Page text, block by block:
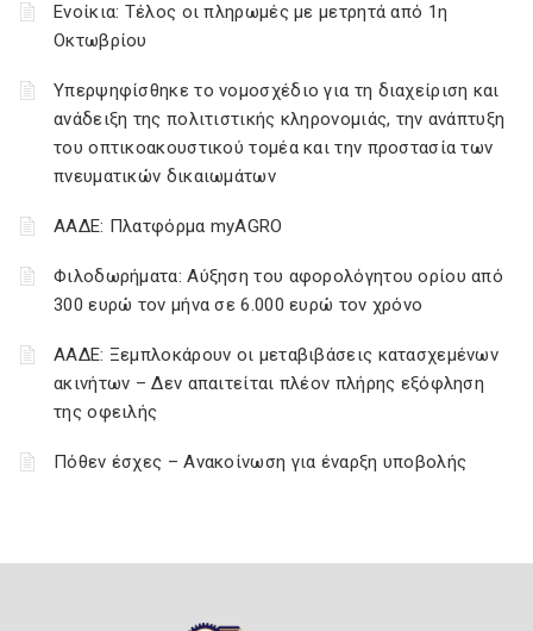
Ενοίκια: Τέλος οι πληρωμές με μετρητά από 1η
Οκτωβρίου
Υπερψηφίσθηκε το νομοσχέδιο για τη διαχείριση και
ανάδειξη της πολιτιστικής κληρονομιάς, την ανάπτυξη
του οπτικοακουστικού τομέα και την προστασία των
πνευματικών δικαιωμάτων
ΑΑΔΕ: Πλατφόρμα myAGRO
Φιλοδωρήματα: Αύξηση του αφορολόγητου ορίου από
300 ευρώ τον μήνα σε 6.000 ευρώ τον χρόνο
ΑΑΔΕ: Ξεμπλοκάρουν οι μεταβιβάσεις κατασχεμένων
ακινήτων – Δεν απαιτείται πλέον πλήρης εξόφληση
της οφειλής
Πόθεν έσχες – Ανακοίνωση για έναρξη υποβολής